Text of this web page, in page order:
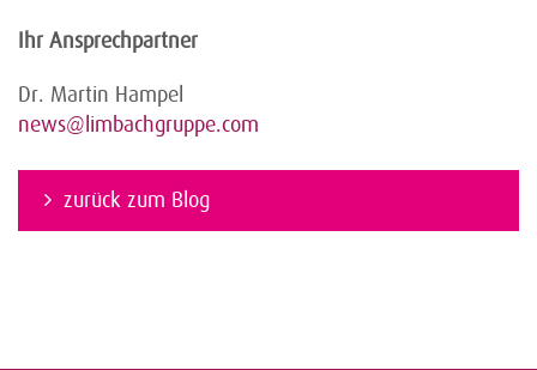
Ihr Ansprechpartner
Dr. Martin Hampel
news@limbachgruppe.com
zurück zum Blog